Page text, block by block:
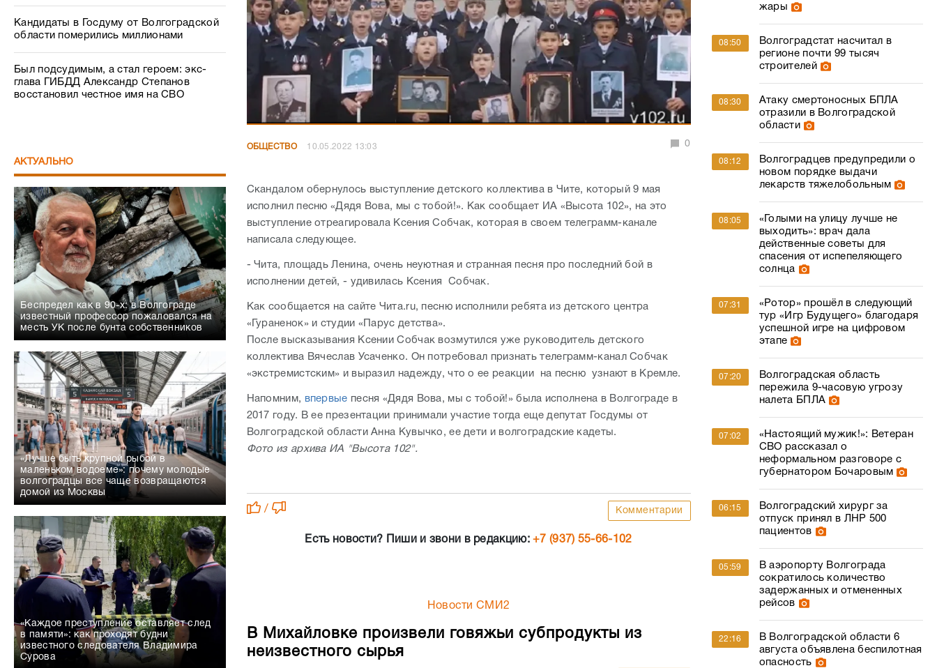
Кандидаты в Госдуму от Волгоградской
области померились миллионами
Был подсудимым, а стал героем: экс-
глава ГИБДД Александр Степанов
восстановил честное имя на СВО
АКТУАЛЬНО
Беспредел как в 90-х: в Волгограде
известный профессор пожаловался на
месть УК после бунта собственников
«Лучше быть крупной рыбой в
маленьком водоеме»: почему молодые
волгоградцы все чаще возвращаются
домой из Москвы
«Каждое преступление оставляет след
в памяти»: как проходят будни
известного следователя Владимира
Сурова
ОБЩЕСТВО 10.05.2022 13:03 0
Скандалом обернулось выступление детского коллектива в Чите, который 9 мая
исполнил песню «Дядя Вова, мы с тобой!». Как сообщает ИА «Высота 102», на это
выступление отреагировала Ксения Собчак, которая в своем телеграмм-канале
написала следующее.
- Чита, площадь Ленина, очень неуютная и странная песня про последний бой в
исполнении детей, - удивилась Ксения Собчак.
Как сообщается на сайте Чита.ru, песню исполнили ребята из детского центра
«Гураненок» и студии «Парус детства».
После высказывания Ксении Собчак возмутился уже руководитель детского
коллектива Вячеслав Усаченко. Он потребовал признать телеграмм-канал Собчак
«экстремистским» и выразил надежду, что о ее реакции на песню узнают в Кремле.
Напомним, впервые песня «Дядя Вова, мы с тобой!» была исполнена в Волгограде в
2017 году. В ее презентации принимали участие тогда еще депутат Госдумы от
Волгоградской области Анна Кувычко, ее дети и волгоградские кадеты.
Фото из архива ИА "Высота 102".
/ Комментарии
Есть новости? Пиши и звони в редакцию:+7 (937) 55-66-102
Новости СМИ2
В Михайловке произвели говяжьи субпродукты из
неизвестного сырья
жары
08:50
Волгоградстат насчитал в
регионе почти 99 тысяч
строителей
08:30
Атаку смертоносных БПЛА
отразили в Волгоградской
области
08:12
Волгоградцев предупредили о
новом порядке выдачи
лекарств тяжелобольным
08:05
«Голыми на улицу лучше не
выходить»: врач дала
действенные советы для
спасения от испепеляющего
солнца
07:31
«Ротор» прошёл в следующий
тур «Игр Будущего» благодаря
успешной игре на цифровом
этапе
07:20
Волгоградская область
пережила 9-часовую угрозу
налета БПЛА
07:02
«Настоящий мужик!»: Ветеран
СВО рассказал о
неформальном разговоре с
губернатором Бочаровым
06:15
Волгоградский хирург за
отпуск принял в ЛНР 500
пациентов
05:59
В аэропорту Волгограда
сократилось количество
задержанных и отмененных
рейсов
22:16
В Волгоградской области 6
августа объявлена беспилотная
опасность